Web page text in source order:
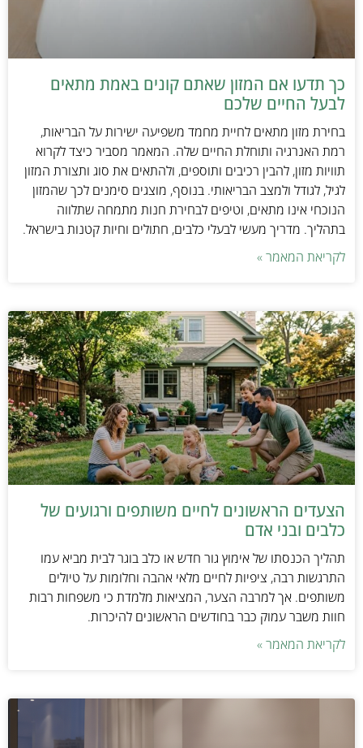
כך תדעו אם המזון שאתם קונים באמת מתאים
לבעל החיים שלכם
בחירת מזון מתאים לחיית מחמד משפיעה ישירות על הבריאות,
רמת האנרגיה ותוחלת החיים שלה. המאמר מסביר כיצד לקרוא
תוויות מזון, להבין רכיבים ותוספים, ולהתאים את סוג ותצורת המזון
לגיל, לגודל ולמצב הבריאותי. בנוסף, מוצגים סימנים לכך שהמזון
הנוכחי אינו מתאים, וטיפים לבחירת חנות מתמחה שתלווה
בתהליך. מדריך מעשי לבעלי כלבים, חתולים וחיות קטנות בישראל.
לקריאת המאמר »
הצעדים הראשונים לחיים משותפים ורגועים של
כלבים ובני אדם
תהליך הכנסתו של אימוץ גור חדש או כלב בוגר לבית מביא עמו
התרגשות רבה, ציפיות לחיים מלאי אהבה וחלומות על טיולים
משותפים. אך למרבה הצער, המציאות מלמדת כי משפחות רבות
חוות משבר עמוק כבר בחודשים הראשונים להיכרות.
לקריאת המאמר »